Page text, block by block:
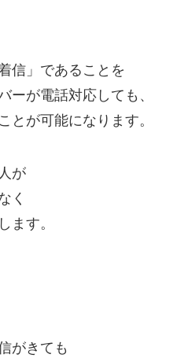
信」であることを
ーが電話対応しても、
とが可能になります。
が
く
ます。
がきても